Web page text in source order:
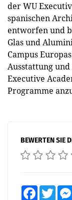
der WU
spanischen
entworfen und
Glas und
Campus
Ausstattung
Executive
Programme
BEWERTEN SIE
FacebookTwitter